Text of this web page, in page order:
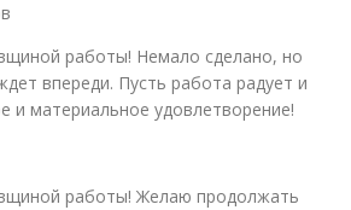
работы! Немало сделано, но
впереди. Пусть работа радует и
и материальное удовлетворение!
работы! Желаю продолжать